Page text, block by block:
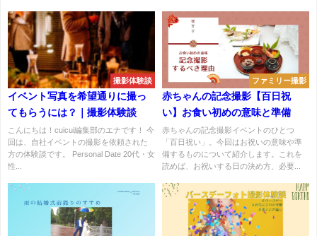
撮影体験談
イベント写真を希望通りに撮っ
てもらうには？｜撮影体験談
こんにちは！cuicui編集部のエナです！ 今
回は、自社イベントの撮影を依頼された
方の体験談です。 Personal Date 20代・女
性...
ファミリー撮影
赤ちゃんの記念撮影【百日祝
い】お食い初めの意味と準備
赤ちゃんの記念撮影イベントのひとつ
「百日祝い」。今回はお祝いの意味や準
備するものについて紹介します。これを
読めば、お祝いする日の決め方、必要...